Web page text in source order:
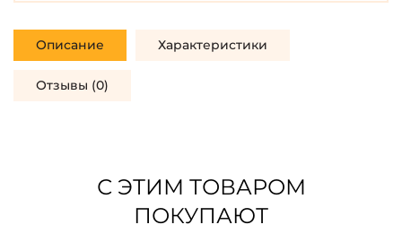
Описание Характеристики
Отзывы (0)
С ЭТИМ ТОВАРОМ
ПОКУПАЮТ